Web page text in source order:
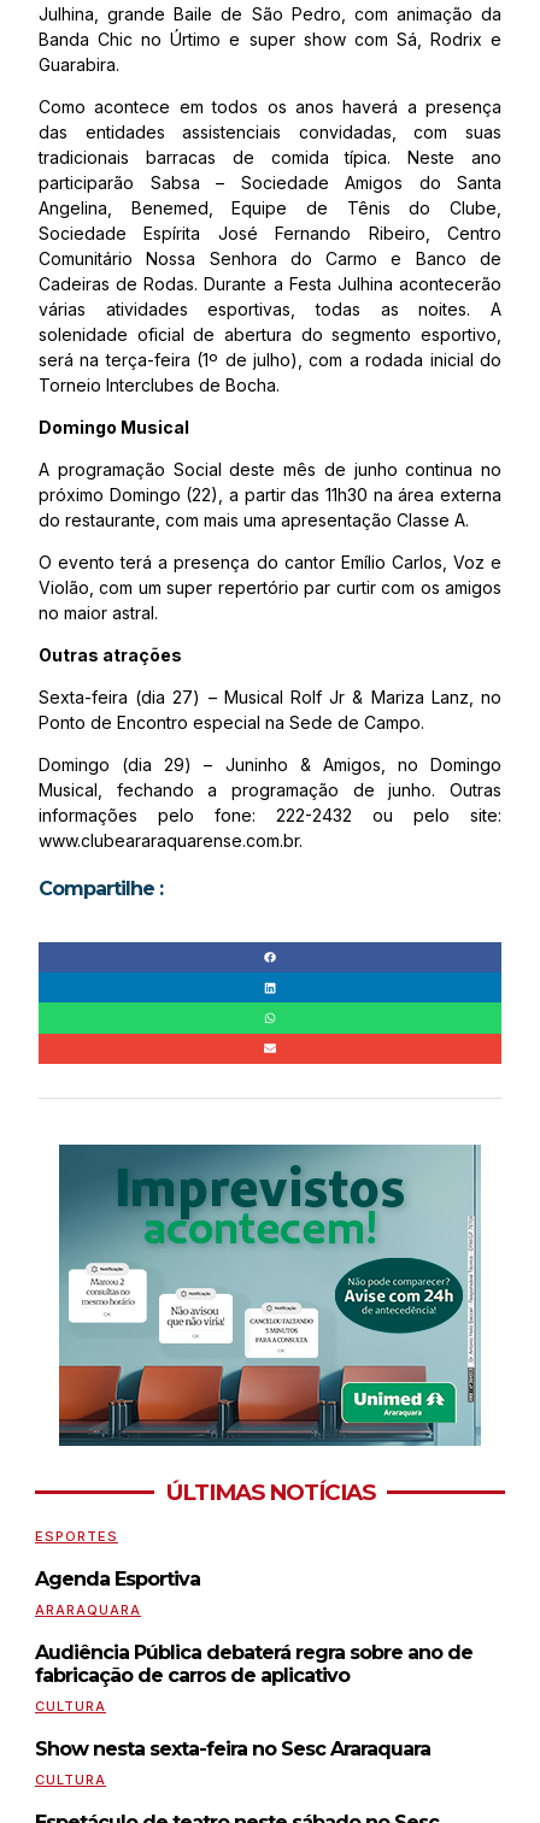
Julhina, grande Baile de São Pedro, com animação da
Banda Chic no Úrtimo e super show com Sá, Rodrix e
Guarabira.
Como acontece em todos os anos haverá a presença
das entidades assistenciais convidadas, com suas
tradicionais barracas de comida típica. Neste ano
participarão Sabsa – Sociedade Amigos do Santa
Angelina, Benemed, Equipe de Tênis do Clube,
Sociedade Espírita José Fernando Ribeiro, Centro
Comunitário Nossa Senhora do Carmo e Banco de
Cadeiras de Rodas. Durante a Festa Julhina acontecerão
várias atividades esportivas, todas as noites. A
solenidade oficial de abertura do segmento esportivo,
será na terça-feira (1º de julho), com a rodada inicial do
Torneio Interclubes de Bocha.
Domingo Musical
A programação Social deste mês de junho continua no
próximo Domingo (22), a partir das 11h30 na área externa
do restaurante, com mais uma apresentação Classe A.
O evento terá a presença do cantor Emílio Carlos, Voz e
Violão, com um super repertório par curtir com os amigos
no maior astral.
Outras atrações
Sexta-feira (dia 27) – Musical Rolf Jr & Mariza Lanz, no
Ponto de Encontro especial na Sede de Campo.
Domingo (dia 29) – Juninho & Amigos, no Domingo
Musical, fechando a programação de junho. Outras
informações pelo fone: 222-2432 ou pelo site:
www.clubeararaquarense.com.br.
Compartilhe :
ÚLTIMAS NOTÍCIAS
ESPORTES
Agenda Esportiva
ARARAQUARA
Audiência Pública debaterá regra sobre ano de
fabricação de carros de aplicativo
CULTURA
Show nesta sexta-feira no Sesc Araraquara
CULTURA